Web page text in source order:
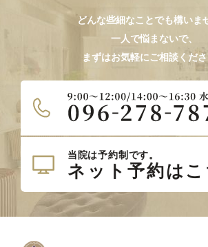
どんな些細なことでも構いま
一人で悩まないで、
まずはお気軽にご相談くださ